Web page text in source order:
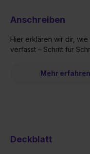
Anschreiben
Hier erklären wir dir,
verfasst – Schritt für
Mehr erfahren
Deckblatt